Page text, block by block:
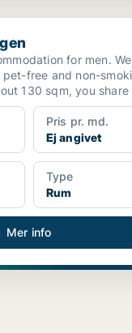
for men. We now
free and non-
130 sqm, you share
Pris pr. md.
Ej angivet
Type
Rum
Mer info